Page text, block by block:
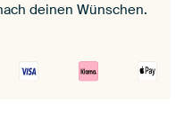
deinen Wünschen.